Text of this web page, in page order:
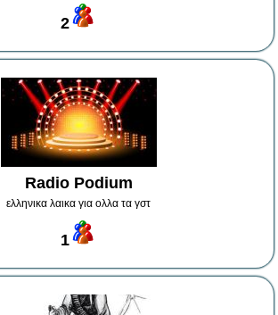
2
Radio Podium
ελληνικα λαικα για ολλα τα γστ
1